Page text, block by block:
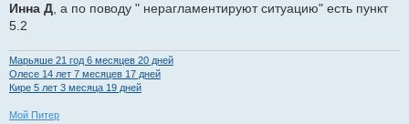
Инна Д , а по поводу " нерагламентируют ситуацию" есть пункт
5.2
Марьяше 21 год 6 месяцев 20 дней
Олесе 14 лет 7 месяцев 17 дней
Кире 5 лет 3 месяца 19 дней
Мой Питер